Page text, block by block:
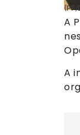
(PF/
A
A